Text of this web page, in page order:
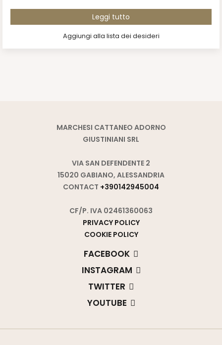
Leggi tutto
Aggiungi alla lista dei desideri
MARCHESI CATTANEO ADORNO
GIUSTINIANI SRL
VIA SAN DEFENDENTE 2
15020 GABIANO, ALESSANDRIA
CONTACT +390142945004
CF/P. IVA 02461360063
PRIVACY POLICY
COOKIE POLICY
FACEBOOK
INSTAGRAM
TWITTER
YOUTUBE